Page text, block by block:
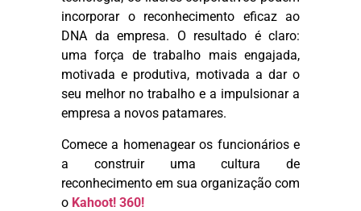
incorporar o reconhecimento eficaz ao
DNA da empresa. O resultado é claro:
uma força de trabalho mais engajada,
motivada e produtiva, motivada a dar o
seu melhor no trabalho e a impulsionar a
empresa a novos patamares.
Comece a homenagear os funcionários e
a construir uma cultura de
reconhecimento em sua organização com
o Kahoot! 360!